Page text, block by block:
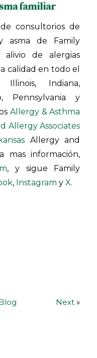
familiar
consultorios de
asma de Family
de alergias
calidad en todo el
Illinois, Indiana,
Pennsylvania y
Allergy & Asthma
Allergy Associates
Allergy and
mas información,
, y sigue Family
, Instagram y X.
Next »